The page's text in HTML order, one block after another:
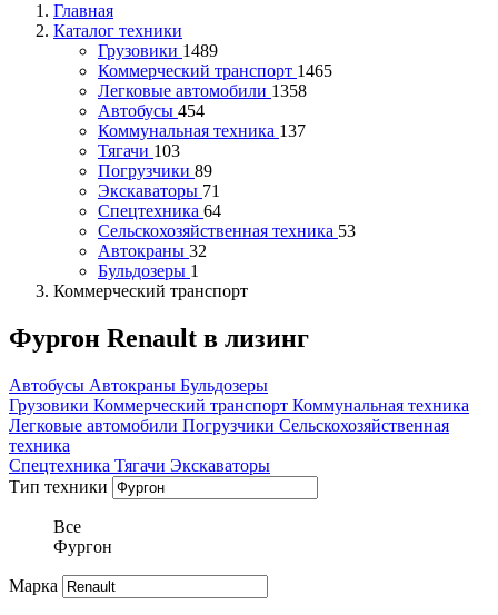
Главная
Каталог техники
Грузовики 1489
Коммерческий транспорт 1465
Легковые автомобили 1358
Автобусы 454
Коммунальная техника 137
Тягачи 103
Погрузчики 89
Экскаваторы 71
Спецтехника 64
Сельскохозяйственная техника 53
Автокраны 32
Бульдозеры 1
Коммерческий транспорт
Фургон Renault в лизинг
Автобусы Автокраны Бульдозеры
Грузовики Коммерческий транспорт Коммунальная техника
Легковые автомобили Погрузчики Сельскохозяйственная
техника
Спецтехника Тягачи Экскаваторы
Тип техники
Все
Фургон
Марка